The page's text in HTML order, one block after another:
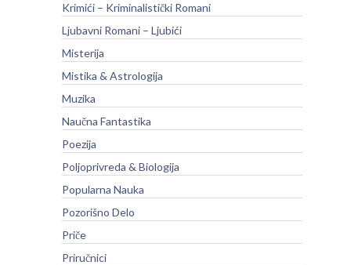
Krimići – Kriminalistički Romani
Ljubavni Romani – Ljubići
Misterija
Mistika & Astrologija
Muzika
Naučna Fantastika
Poezija
Poljoprivreda & Biologija
Popularna Nauka
Pozorišno Delo
Priče
Priručnici